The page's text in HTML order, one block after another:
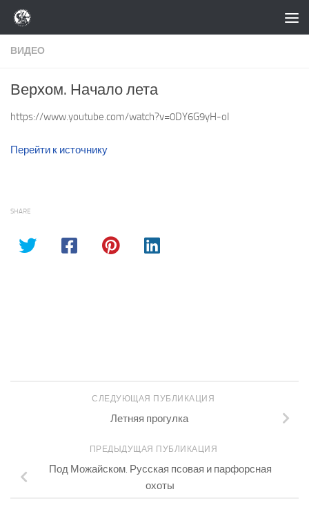
Перейти к содержимому
ВИДЕО
Верхом. Начало лета
https://www.youtube.com/watch?v=0DY6G9yH-oI
Перейти к источнику
SHARE
СЛЕДУЮЩАЯ ПУБЛИКАЦИЯ
Летняя прогулка
ПРЕДЫДУЩАЯ ПУБЛИКАЦИЯ
Под Можайском. Русская псовая и парфорсная
охоты